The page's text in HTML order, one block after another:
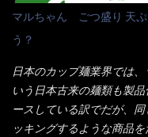
居たと思うけど・・・ 判
ーポンなんだけどと伝え
くれたが、何故かタッチ
員さんも、アレー？とい
消えていった。 タッチパ
のヤロー！ 待つ事暫し・
来ました。 こちらが本日
マルちゃん ごつ盛り 天ぷ
う？
日本のカップ麺業界では
いう日本古来の麺類も製
ースしている訳でだが、
ッキングするような商品